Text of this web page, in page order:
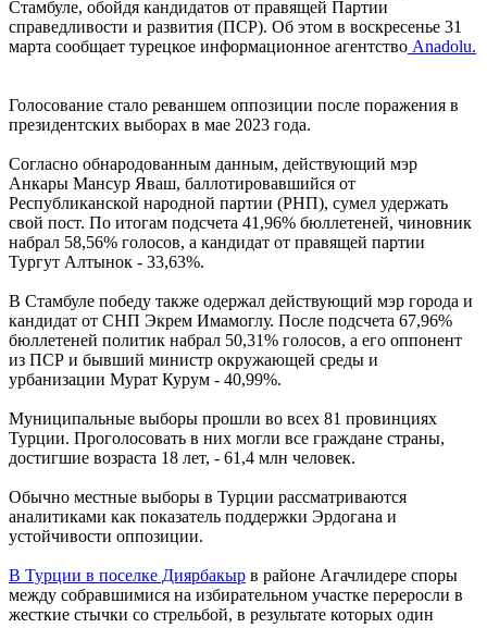
Стамбуле, обойдя кандидатов от правящей Партии
справедливости и развития (ПСР). Об этом в воскресенье 31
марта сообщает турецкое информационное агентство Anadolu.
Голосование стало реваншем оппозиции после поражения в
президентских выборах в мае 2023 года.
Согласно обнародованным данным, действующий мэр
Анкары Мансур Яваш, баллотировавшийся от
Республиканской народной партии (РНП), сумел удержать
свой пост. По итогам подсчета 41,96% бюллетеней, чиновник
набрал 58,56% голосов, а кандидат от правящей партии
Тургут Алтынок - 33,63%.
В Стамбуле победу также одержал действующий мэр города и
кандидат от СНП Экрем Имамоглу. После подсчета 67,96%
бюллетеней политик набрал 50,31% голосов, а его оппонент
из ПСР и бывший министр окружающей среды и
урбанизации Мурат Курум - 40,99%.
Муниципальные выборы прошли во всех 81 провинциях
Турции. Проголосовать в них могли все граждане страны,
достигшие возраста 18 лет, - 61,4 млн человек.
Обычно местные выборы в Турции рассматриваются
аналитиками как показатель поддержки Эрдогана и
устойчивости оппозиции.
В Турции в поселке Диярбакыр в районе Агачлидере споры
между собравшимися на избирательном участке переросли в
жесткие стычки со стрельбой, в результате которых один